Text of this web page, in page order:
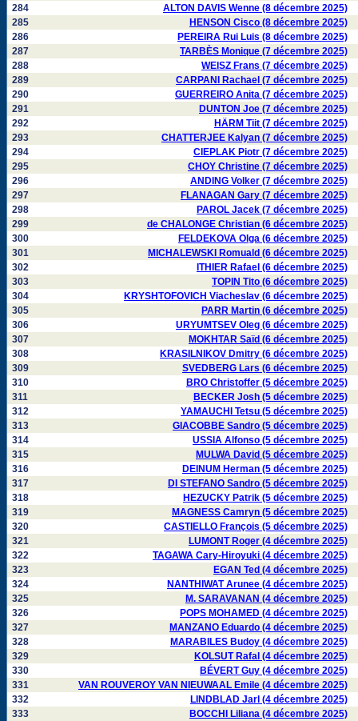
284
ALTON DAVIS Wenne (8 décembre 2025)
285
HENSON Cisco (8 décembre 2025)
286
PEREIRA Rui Luis (8 décembre 2025)
287
TARBÈS Monique (7 décembre 2025)
288
WEISZ Frans (7 décembre 2025)
289
CARPANI Rachael (7 décembre 2025)
290
GUERREIRO Anita (7 décembre 2025)
291
DUNTON Joe (7 décembre 2025)
292
HÄRM Tiit (7 décembre 2025)
293
CHATTERJEE Kalyan (7 décembre 2025)
294
CIEPLAK Piotr (7 décembre 2025)
295
CHOY Christine (7 décembre 2025)
296
ANDING Volker (7 décembre 2025)
297
FLANAGAN Gary (7 décembre 2025)
298
PAROL Jacek (7 décembre 2025)
299
de CHALONGE Christian (6 décembre 2025)
300
FELDEKOVA Olga (6 décembre 2025)
301
MICHALEWSKI Romuald (6 décembre 2025)
302
ITHIER Rafael (6 décembre 2025)
303
TOPIN Tito (6 décembre 2025)
304
KRYSHTOFOVICH Viacheslav (6 décembre 2025)
305
PARR Martin (6 décembre 2025)
306
URYUMTSEV Oleg (6 décembre 2025)
307
MOKHTAR Saïd (6 décembre 2025)
308
KRASILNIKOV Dmitry (6 décembre 2025)
309
SVEDBERG Lars (6 décembre 2025)
310
BRO Christoffer (5 décembre 2025)
311
BECKER Josh (5 décembre 2025)
312
YAMAUCHI Tetsu (5 décembre 2025)
313
GIACOBBE Sandro (5 décembre 2025)
314
USSIA Alfonso (5 décembre 2025)
315
MULWA David (5 décembre 2025)
316
DEINUM Herman (5 décembre 2025)
317
DI STEFANO Sandro (5 décembre 2025)
318
HEZUCKY Patrik (5 décembre 2025)
319
MAGNESS Camryn (5 décembre 2025)
320
CASTIELLO François (5 décembre 2025)
321
LUMONT Roger (4 décembre 2025)
322
TAGAWA Cary-Hiroyuki (4 décembre 2025)
323
EGAN Ted (4 décembre 2025)
324
NANTHIWAT Arunee (4 décembre 2025)
325
M. SARAVANAN (4 décembre 2025)
326
POPS MOHAMED (4 décembre 2025)
327
MANZANO Eduardo (4 décembre 2025)
328
MARABILES Budoy (4 décembre 2025)
329
KOLSUT Rafal (4 décembre 2025)
330
BÉVERT Guy (4 décembre 2025)
331
VAN ROUVEROY VAN NIEUWAAL Emile (4 décembre 2025)
332
LINDBLAD Jarl (4 décembre 2025)
333
BOCCHI Liliana (4 décembre 2025)